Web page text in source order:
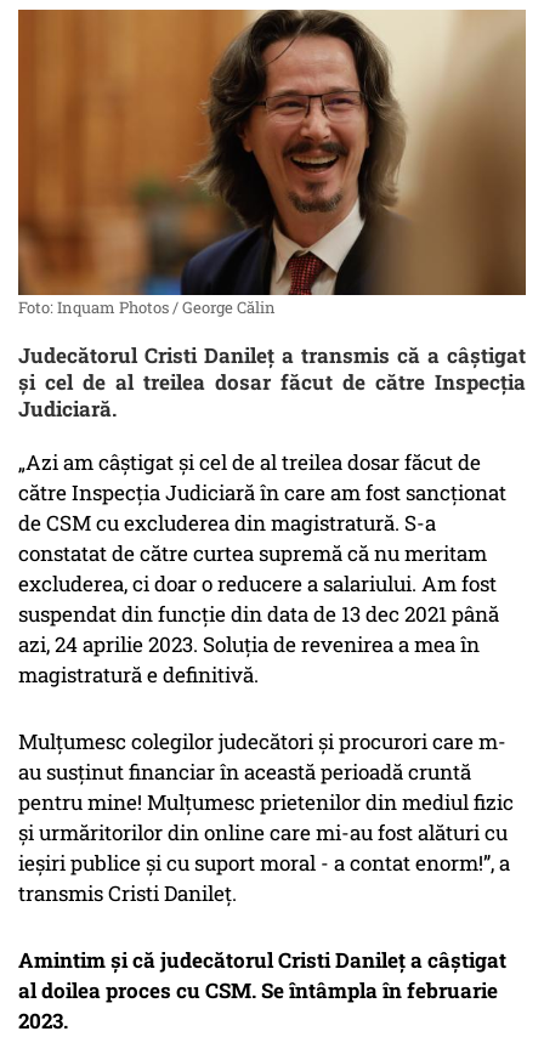
Foto: Inquam Photos / George Călin
Judecătorul Cristi Danileț a transmis că a câștigat
și cel de al treilea dosar făcut de către Inspecția
Judiciară.
„Azi am câștigat și cel de al treilea dosar făcut de
către Inspecția Judiciară în care am fost sancționat
de CSM cu excluderea din magistratură. S-a
constatat de către curtea supremă că nu meritam
excluderea, ci doar o reducere a salariului. Am fost
suspendat din funcție din data de 13 dec 2021 până
azi, 24 aprilie 2023. Soluția de revenirea a mea în
magistratură e definitivă.
Mulțumesc colegilor judecători și procurori care m-
au susținut financiar în această perioadă cruntă
pentru mine! Mulțumesc prietenilor din mediul fizic
și urmăritorilor din online care mi-au fost alături cu
ieșiri publice și cu suport moral - a contat enorm!”, a
transmis Cristi Danileț.
Amintim și că judecătorul Cristi Danileţ a câștigat
al doilea proces cu CSM. Se întâmpla în februarie
2023.